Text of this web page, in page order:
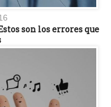
son los errores que